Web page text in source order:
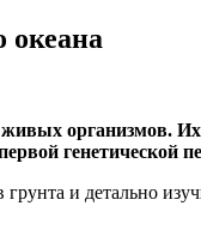
океана
организмов.
генетической
и детально